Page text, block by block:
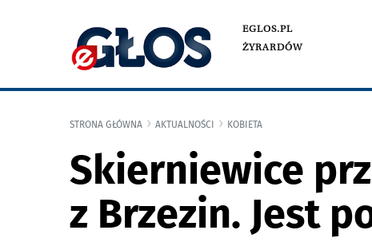
EGLOS.PL
ŻYRARDÓW
STRONA GŁÓWNA AKTUALNOŚCI KOBIETA
Skierniewice
z Brzezin. Jest